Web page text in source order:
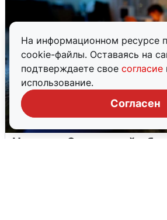
На информационном ресурсе
cookie-файлы. Оставаясь на
подтверждаете свое согласие
использование.
Согласен
Ночью в Самарской